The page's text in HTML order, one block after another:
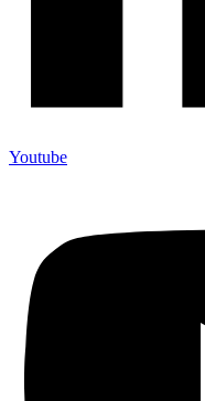
Youtube